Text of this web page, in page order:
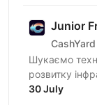
Junior
CashYard
Шукаємо
розвитку
Верстка та
30 July